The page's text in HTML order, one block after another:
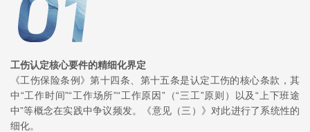
工伤认定核心要件的精细化界定
《工伤保险条例》第十四条、第十五条是认定工伤的核心条款，其
中“工作时间”“工作场所”“工作原因”（“三工”原则）以及“上下班途
中”等概念在实践中争议频发。《意见（三）》对此进行了系统性的
细化。